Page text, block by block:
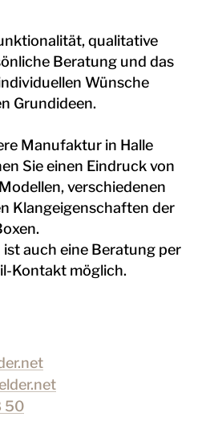
qualitative
Beratung und das
Wünsche
Grundideen.
Manufaktur in Halle
Sie einen Eindruck von
verschiedenen
Klangeigenschaften der
auch eine Beratung per
Kontakt möglich.
50